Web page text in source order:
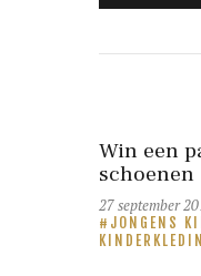
Win een
schoenen
27 september
JONGENS